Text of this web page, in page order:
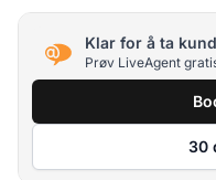
Klar for å ta
Prøv LiveAgent
30